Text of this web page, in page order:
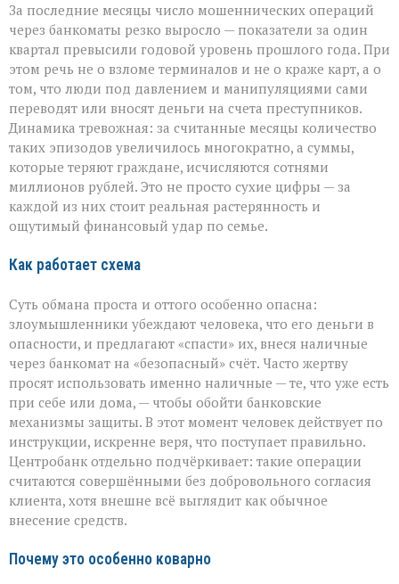
За последние месяцы число мошеннических операций
через банкоматы резко выросло — показатели за один
квартал превысили годовой уровень прошлого года. При
этом речь не о взломе терминалов и не о краже карт, а о
том, что люди под давлением и манипуляциями сами
переводят или вносят деньги на счета преступников.
Динамика тревожная: за считанные месяцы количество
таких эпизодов увеличилось многократно, а суммы,
которые теряют граждане, исчисляются сотнями
миллионов рублей. Это не просто сухие цифры — за
каждой из них стоит реальная растерянность и
ощутимый финансовый удар по семье.
Как работает схема
Суть обмана проста и оттого особенно опасна:
злоумышленники убеждают человека, что его деньги в
опасности, и предлагают «спасти» их, внеся наличные
через банкомат на «безопасный» счёт. Часто жертву
просят использовать именно наличные — те, что уже есть
при себе или дома, — чтобы обойти банковские
механизмы защиты. В этот момент человек действует по
инструкции, искренне веря, что поступает правильно.
Центробанк отдельно подчёркивает: такие операции
считаются совершёнными без добровольного согласия
клиента, хотя внешне всё выглядит как обычное
внесение средств.
Почему это особенно коварно